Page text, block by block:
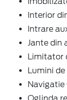
Interior
Intrare
Jante din
Limitator
Lumini de
Navigatie